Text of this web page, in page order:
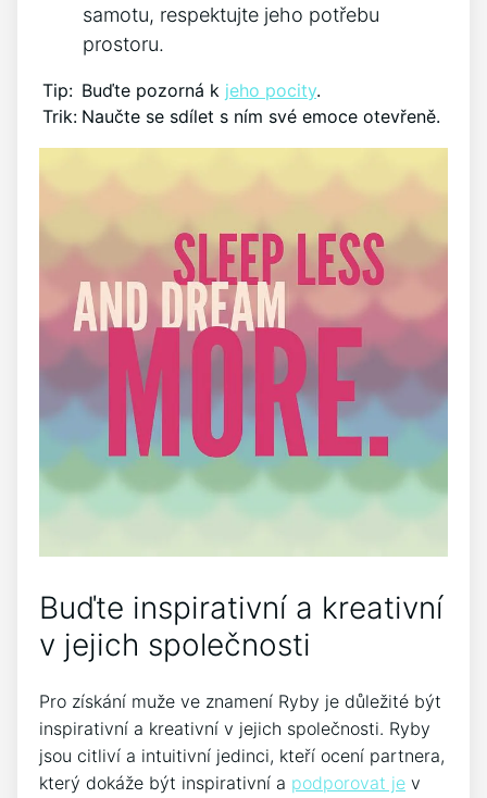
samotu, respektujte jeho potřebu
prostoru.
Tip: Buďte pozorná k jeho pocity.
Trik: Naučte se sdílet s ním své emoce otevřeně.
Buďte inspirativní a kreativní
v jejich společnosti
Pro získání muže ve znamení Ryby je důležité být
inspirativní a kreativní v jejich společnosti. Ryby
jsou citliví a intuitivní jedinci, kteří ocení partnera,
který dokáže být inspirativní a podporovat je v